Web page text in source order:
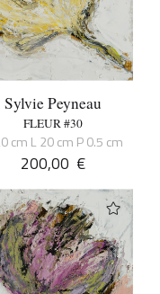
Sylvie Peyneau
FLEUR #30
cm L 20 cm P 0.5 cm
200,00 €